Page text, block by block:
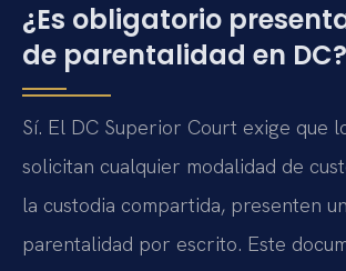
¿Es obligatorio
de parentalidad en DC?
Sí. El DC Superior Court exige que
solicitan cualquier modalidad de
la custodia compartida, presenten
parentalidad por escrito. Este